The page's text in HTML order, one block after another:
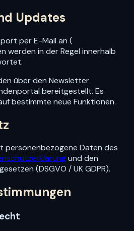
Updates
per E-Mail an (
werden in der Regel innerhalb
über den Newsletter
bereitgestellt. Es
bestimmte neue Funktionen.
personenbezogene Daten des
und den
(DSGVO / UK GDPR).